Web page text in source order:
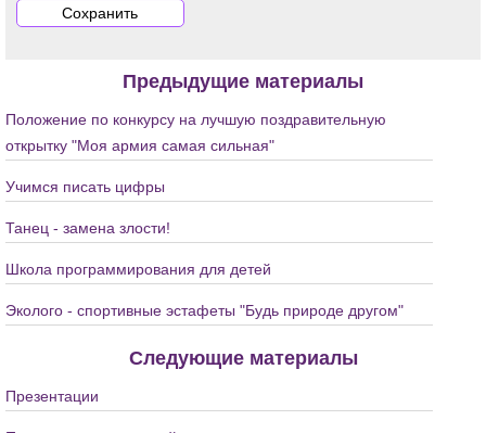
Предыдущие материалы
Положение по конкурсу на лучшую поздравительную
открытку "Моя армия самая сильная"
Учимся писать цифры
Танец - замена злости!
Школа программирования для детей
Эколого - спортивные эстафеты "Будь природе другом"
Следующие материалы
Презентации